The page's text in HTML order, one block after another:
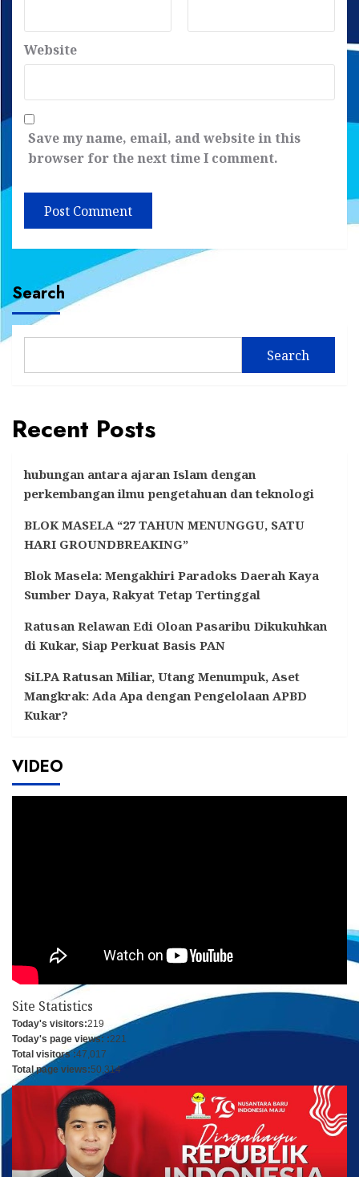
Website
Save my name, email, and website in this
browser for the next time I comment.
Search
Search
Recent Posts
hubungan antara ajaran Islam dengan
perkembangan ilmu pengetahuan dan teknologi
BLOK MASELA “27 TAHUN MENUNGGU, SATU
HARI GROUNDBREAKING”
Blok Masela: Mengakhiri Paradoks Daerah Kaya
Sumber Daya, Rakyat Tetap Tertinggal
Ratusan Relawan Edi Oloan Pasaribu Dikukuhkan
di Kukar, Siap Perkuat Basis PAN
SiLPA Ratusan Miliar, Utang Menumpuk, Aset
Mangkrak: Ada Apa dengan Pengelolaan APBD
Kukar?
VIDEO
Site Statistics
Today's visitors:219
Today's page views: :221
Total visitors :47,017
Total page views:50,314